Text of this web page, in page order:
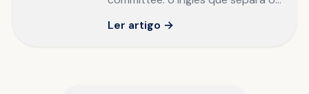
do PMO que lidera com
Ler artigo →